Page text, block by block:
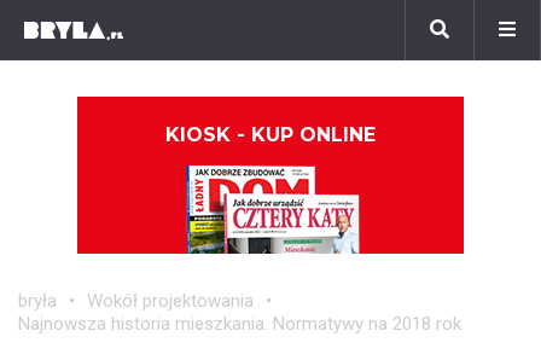
KIOSK - KUP ONLINE
bryła
Wokół projektowania
Najnowsza historia mieszkania. Normatywy na 2018 rok